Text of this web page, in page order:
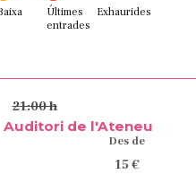
Últimes
entrades
Exhaurides
21:00 h
Auditori de l'Ateneu
Des de
15 €